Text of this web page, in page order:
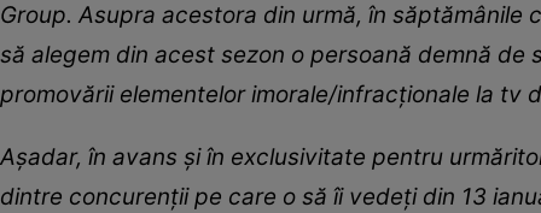
Group. Asupra acestora din urmă, în săptămânile
să alegem din acest sezon o persoană demnă
promovării elementelor imorale/infracționale la tv
Așadar, în avans și în exclusivitate pentru
dintre concurenții pe care o să îi vedeți din 13